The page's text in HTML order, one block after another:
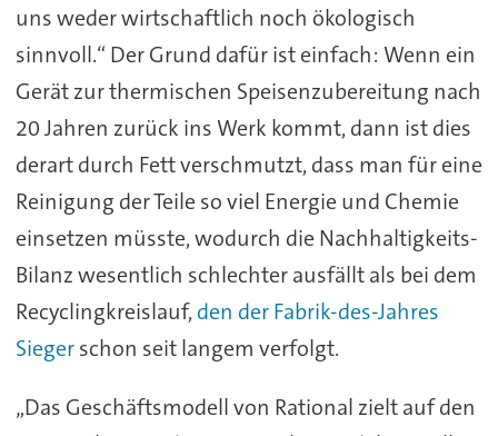
uns weder wirtschaftlich noch ökologisch
sinnvoll.“ Der Grund dafür ist einfach: Wenn ein
Gerät zur thermischen Speisenzubereitung nach
20 Jahren zurück ins Werk kommt, dann ist dies
derart durch Fett verschmutzt, dass man für eine
Reinigung der Teile so viel Energie und Chemie
einsetzen müsste, wodurch die Nachhaltigkeits-
Bilanz wesentlich schlechter ausfällt als bei dem
Recyclingkreislauf, den der Fabrik-des-Jahres
Siegerschon seit langem verfolgt.
„Das Geschäftsmodell von Rational zielt auf den